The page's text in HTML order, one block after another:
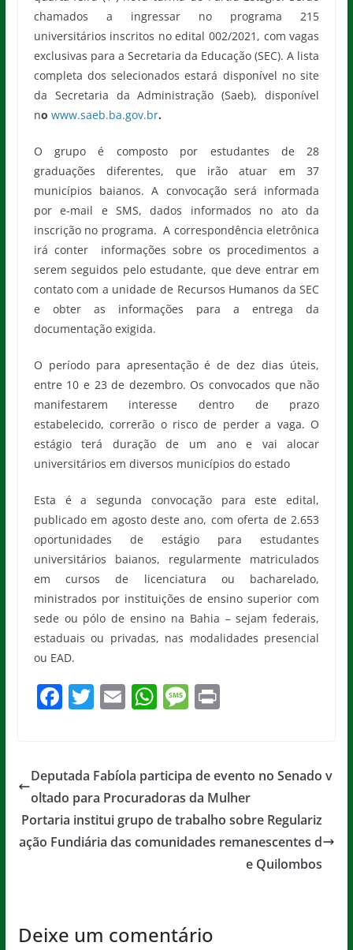
chamados a ingressar no programa 215
universitários inscritos no edital 002/2021, com vagas
exclusivas para a Secretaria da Educação (SEC). A lista
completa dos selecionados estará disponível no site
da Secretaria da Administração (Saeb), disponível
no www.saeb.ba.gov.br.
O grupo é composto por estudantes de 28
graduações diferentes, que irão atuar em 37
municípios baianos. A convocação será informada
por e-mail e SMS, dados informados no ato da
inscrição no programa. A correspondência eletrônica
irá conter informações sobre os procedimentos a
serem seguidos pelo estudante, que deve entrar em
contato com a unidade de Recursos Humanos da SEC
e obter as informações para a entrega da
documentação exigida.
O período para apresentação é de dez dias úteis,
entre 10 e 23 de dezembro. Os convocados que não
manifestarem interesse dentro de prazo
estabelecido, correrão o risco de perder a vaga. O
estágio terá duração de um ano e vai alocar
universitários em diversos municípios do estado
Esta é a segunda convocação para este edital,
publicado em agosto deste ano, com oferta de 2.653
oportunidades de estágio para estudantes
universitários baianos, regularmente matriculados
em cursos de licenciatura ou bacharelado,
ministrados por instituições de ensino superior com
sede ou pólo de ensino na Bahia – sejam federais,
estaduais ou privadas, nas modalidades presencial
ou EAD.
F
e
b
o
o
T
er
E
l
W
s
A
p
p
M
a
g
e
Pr
Deputada Fabíola participa de evento no Senado v
oltado para Procuradoras da Mulher
Portaria institui grupo de trabalho sobre Regulariz
ação Fundiária das comunidades remanescentes d
e Quilombos
Deixe um comentário